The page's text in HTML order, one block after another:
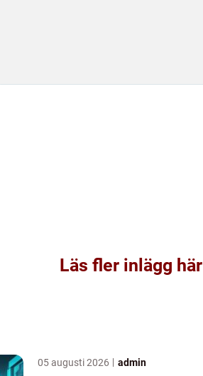
Läs fler inlägg här
05 augusti 2026 admin